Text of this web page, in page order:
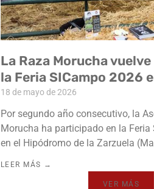
La Raza Morucha
la Feria SICampo 2026
18 de mayo de 2026
Por segundo año consecutivo, la
Morucha ha participado en la Feria
en el Hipódromo de la Zarzuela
LEER MÁS →
VER MÁS